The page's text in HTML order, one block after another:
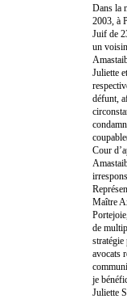
Dans la
2003, à
Juif de
un
Juliette
défunt,
Cour
Maître
de
stratégie
avocats
je
Juliette